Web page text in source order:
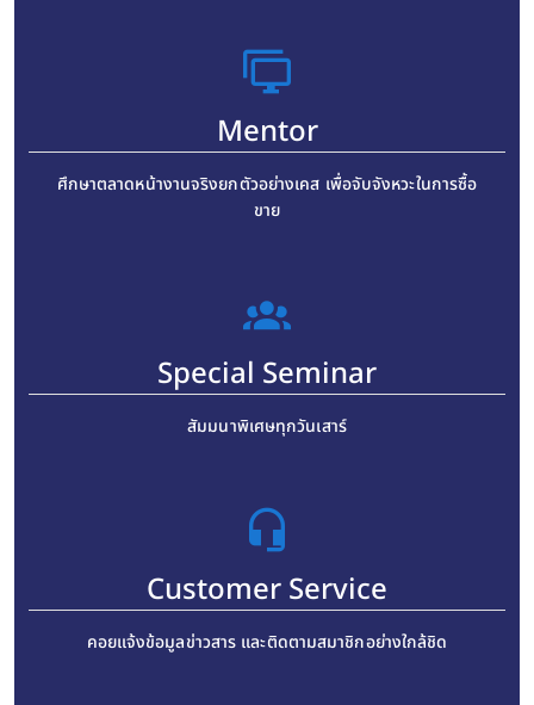
Mentor
ศึกษาตลาดหน้างานจริงยกตัวอย่างเคส เพื่อจับจังหวะในการซื้อ
ขาย
Special Seminar
สัมมนาพิเศษทุกวันเสาร์
Customer Service
คอยแจ้งข้อมูลข่าวสาร และติดตามสมาชิกอย่างใกล้ชิด